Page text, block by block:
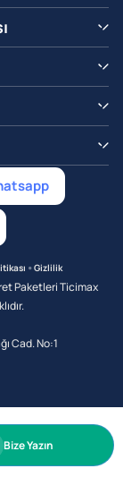
•Gizlilik
Paketleri Ticimax
Cad. No:1
Bize Yazın